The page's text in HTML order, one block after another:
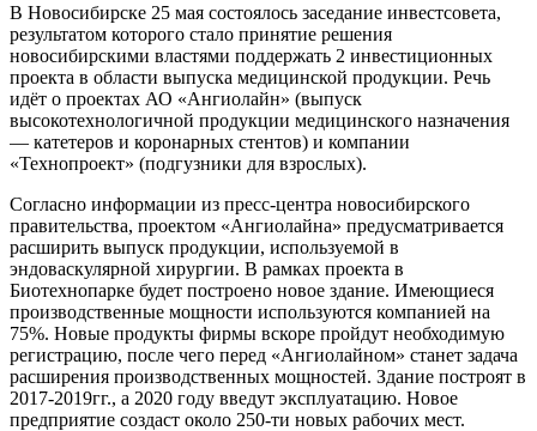
В Новосибирске 25 мая состоялось заседание инвестсовета,
результатом которого стало принятие решения
новосибирскими властями поддержать 2 инвестиционных
проекта в области выпуска медицинской продукции. Речь
идёт о проектах АО «Ангиолайн» (выпуск
высокотехнологичной продукции медицинского назначения
— катетеров и коронарных стентов) и компании
«Технопроект» (подгузники для взрослых).
Согласно информации из пресс-центра новосибирского
правительства, проектом «Ангиолайна» предусматривается
расширить выпуск продукции, используемой в
эндоваскулярной хирургии. В рамках проекта в
Биотехнопарке будет построено новое здание. Имеющиеся
производственные мощности используются компанией на
75%. Новые продукты фирмы вскоре пройдут необходимую
регистрацию, после чего перед «Ангиолайном» станет задача
расширения производственных мощностей. Здание построят в
2017-2019гг., а 2020 году введут эксплуатацию. Новое
предприятие создаст около 250-ти новых рабочих мест.